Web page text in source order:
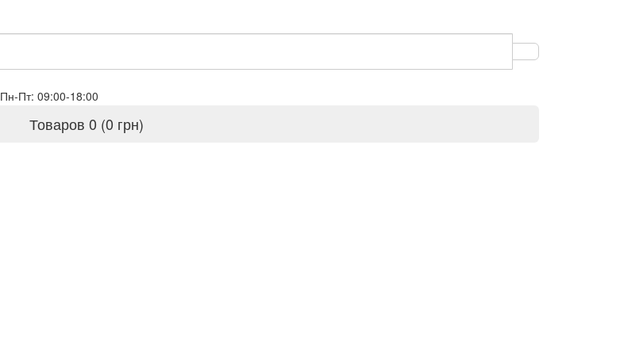
Пн-Пт: 09:00-18:00
Товаров 0 (0 грн)